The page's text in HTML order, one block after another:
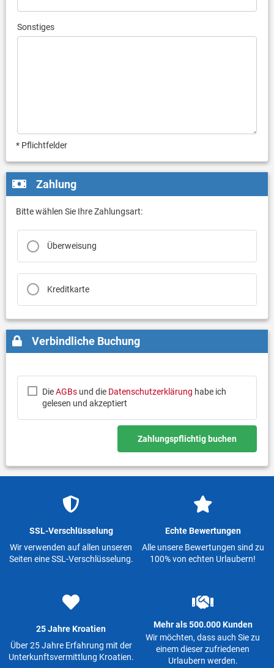
Sonstiges
* Pflichtfelder
Zahlung
Bitte wählen Sie Ihre Zahlungsart:
Überweisung
Kreditkarte
Verbindliche Buchung
DieAGBsund die Datenschutzerklärung habe ich
gelesen und akzeptiert
Zahlungspflichtig buchen
SSL-Verschlüsselung
Wir verwenden auf allen unseren
Seiten eine SSL-Verschlüsselung.
Echte Bewertungen
Alle unsere Bewertungen sind zu
100% von echten Urlaubern!
25 Jahre Kroatien
Über 25 Jahre Erfahrung mit der
Unterkunftsvermittlung Kroatien.
Mehr als 500.000 Kunden
Wir möchten, dass auch Sie zu
einem dieser zufriedenen
Urlaubern werden.